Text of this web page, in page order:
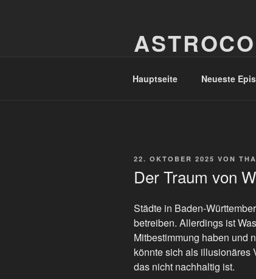
Hauptseite Neueste
VERÖFFENTLICHT
22. OKTOBER 2025 VON
Der Traum von
Städte in Baden-
betreiben. Allerdings ist
Mitbestimmung haben und
könnte sich als illusionäres
das nicht nachhaltig ist.